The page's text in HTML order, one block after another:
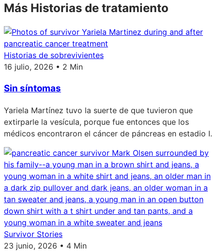
Más Historias de tratamiento
Historias de sobrevivientes
16 julio, 2026 • 2 Min
Sin síntomas
Yariela Martínez tuvo la suerte de que tuvieron que
extirparle la vesícula, porque fue entonces que los
médicos encontraron el cáncer de páncreas en estadio I.
Survivor Stories
23 junio, 2026 • 4 Min